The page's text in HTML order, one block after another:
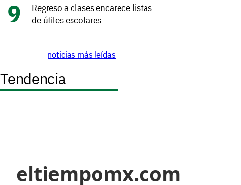
Regreso a clases encarece listas
de útiles escolares
noticias más leídas
Tendencia